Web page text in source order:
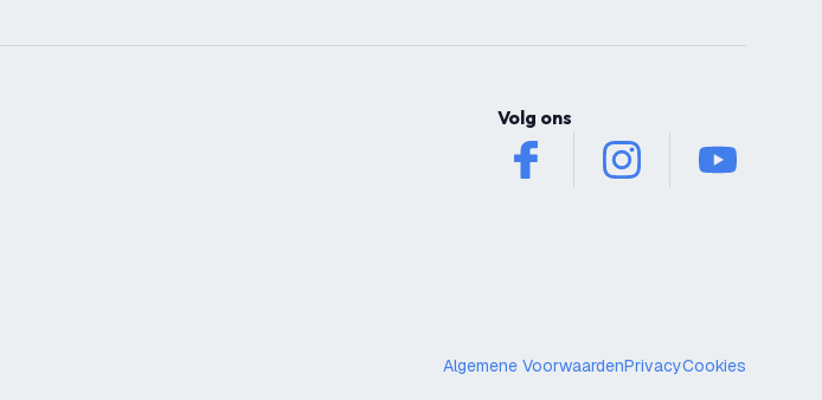
Volg ons
facebook instagram youtube
Algemene VoorwaardenPrivacyCookies